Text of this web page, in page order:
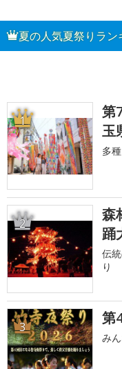
夏の人気夏祭りラン
1
第
玉
多
2
森
踊
伝
り
3 第
み